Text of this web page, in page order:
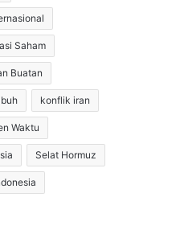
Saham
Buatan
konflik iran
Waktu
Selat Hormuz